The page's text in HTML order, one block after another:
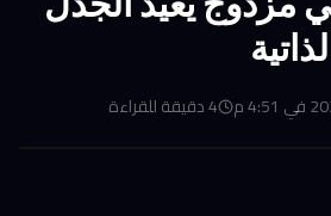
4دقيقة للقراءة